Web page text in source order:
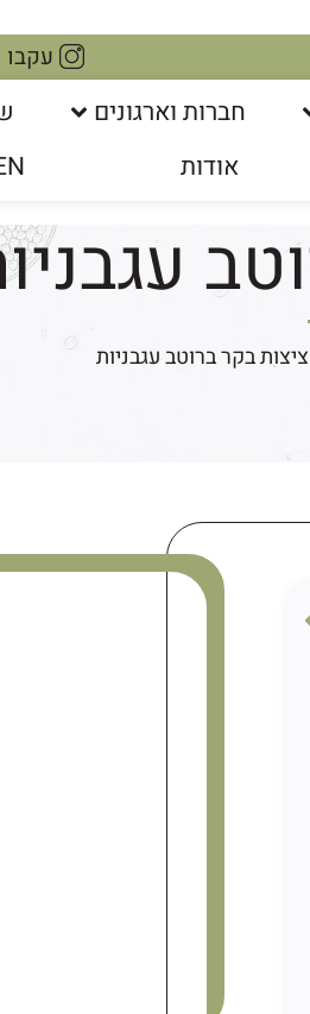
עקבו
חברות וארגונים
אודות
בקר ברוטב עגבניות